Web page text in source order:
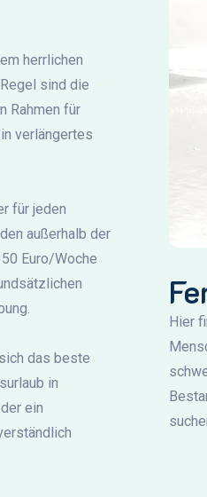
herrlichen
sind die
Rahmen für
verlängertes
für jeden
außerhalb der
Euro/Woche
das beste
in
ein
Hier